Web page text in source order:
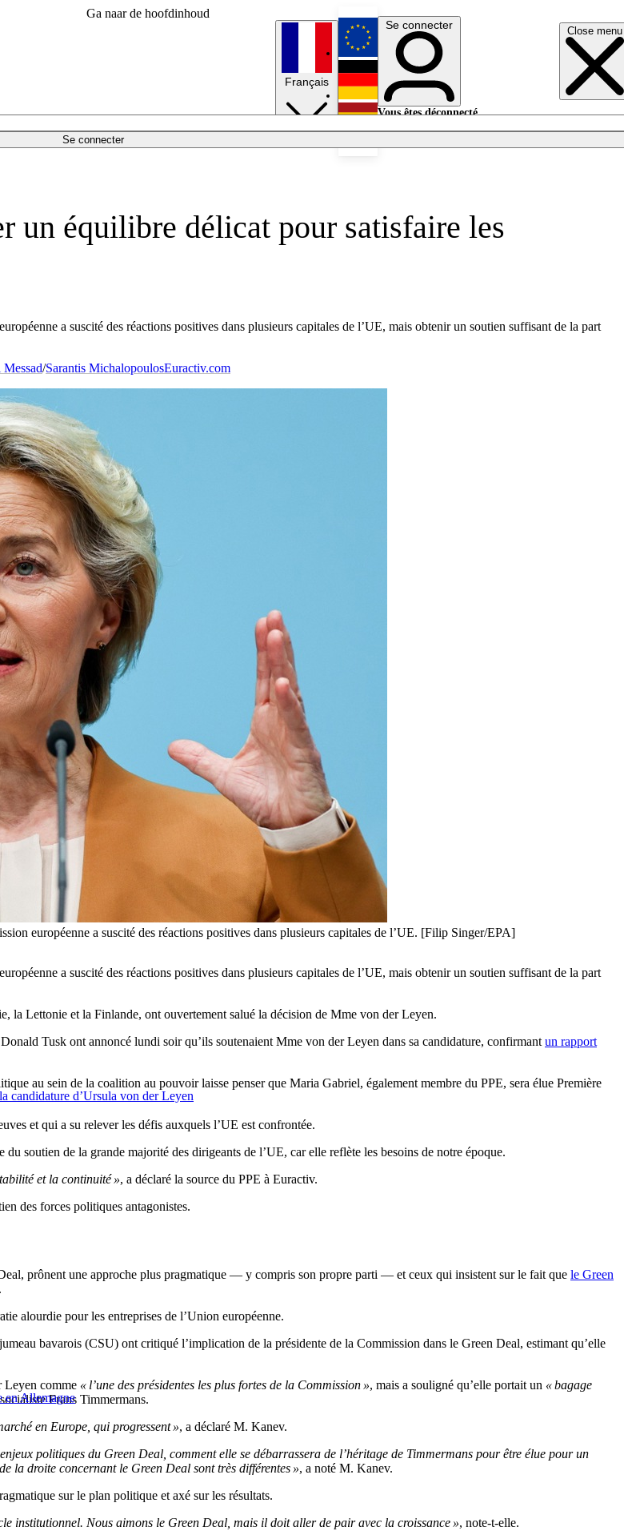
Ga naar de hoofdinhoud
Close menu
Se connecter
Français
English
Deutsch
Se connecter
Vous êtes déconnecté.
un équilibre délicat pour satisfaire les
a suscité des réactions positives dans plusieurs capitales de l’UE, mais obtenir un soutien suffisant de la part
Messad/Sarantis MichalopoulosEuractiv.com
européenne a suscité des réactions positives dans plusieurs capitales de l’UE. [Filip Singer/EPA]
a suscité des réactions positives dans plusieurs capitales de l’UE, mais obtenir un soutien suffisant de la part
la Lettonie et la Finlande, ont ouvertement salué la décision de Mme von der Leyen.
Tusk ont annoncé lundi soir qu’ils soutenaient Mme von der Leyen dans sa candidature, confirmant un rapport
candidature d’Ursula von der Leyen
au sein de la coalition au pouvoir laisse penser que Maria Gabriel, également membre du PPE, sera élue Première
et qui a su relever les défis auxquels l’UE est confrontée.
soutien de la grande majorité des dirigeants de l’UE, car elle reflète les besoins de notre époque.
et la continuité », a déclaré la source du PPE à Euractiv.
des forces politiques antagonistes.
prônent une approche plus pragmatique — y compris son propre parti — et ceux qui insistent sur le fait que le Green
alourdie pour les entreprises de l’Union européenne.
bavarois (CSU) ont critiqué l’implication de la présidente de la Commission dans le Green Deal, estimant qu’elle
en Allemagne
Leyen comme « l’une des présidentes les plus fortes de la Commission », mais a souligné qu’elle portait un « bagage
Frans Timmermans.
en Europe, qui progressent », a déclaré M. Kanev.
politiques du Green Deal, comment elle se débarrassera de l’héritage de Timmermans pour être élue pour un
la droite concernant le Green Deal sont très différentes », a noté M. Kanev.
sur le plan politique et axé sur les résultats.
institutionnel. Nous aimons le Green Deal, mais il doit aller de pair avec la croissance », note-t-elle.